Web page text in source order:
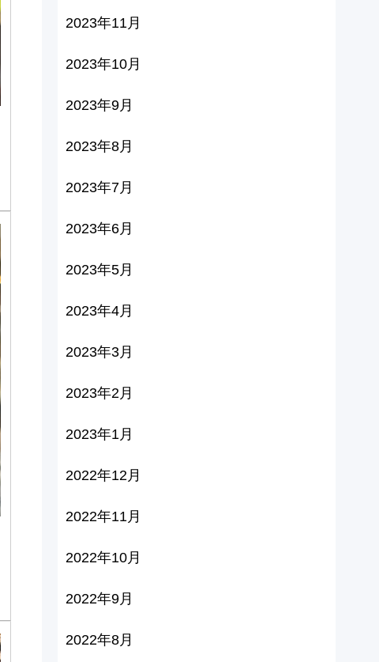
2023年11月
2023年10月
2023年9月
2023年8月
2023年7月
2023年6月
2023年5月
2023年4月
2023年3月
2023年2月
2023年1月
2022年12月
2022年11月
2022年10月
2022年9月
2022年8月